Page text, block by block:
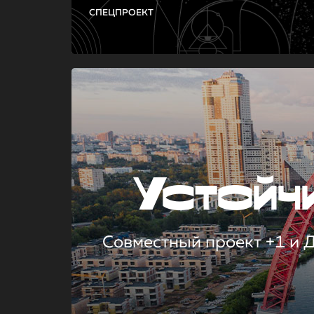
СПЕЦПРОЕКТ
Совместный проект +1 и